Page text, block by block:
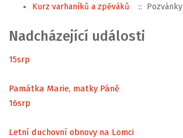
Kurz varhaníků a zpěváků
:: Pozvánky
Nadcházející události
15srp
Památka Marie, matky Páně
16srp
Letní duchovní obnovy na Lomci